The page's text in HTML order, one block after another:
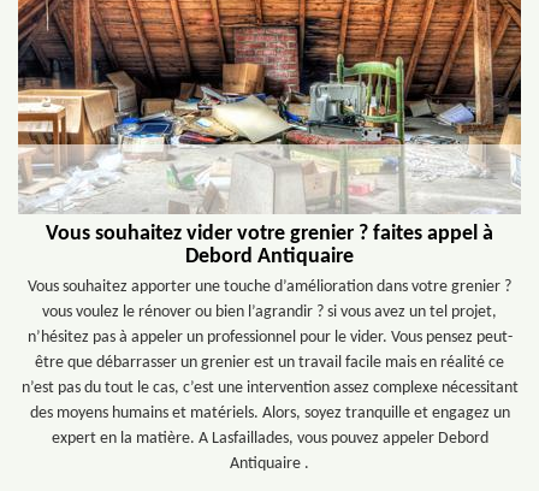
Vous souhaitez vider votre grenier ? faites appel à
Debord Antiquaire
Vous souhaitez apporter une touche d’amélioration dans votre grenier ?
vous voulez le rénover ou bien l’agrandir ? si vous avez un tel projet,
n’hésitez pas à appeler un professionnel pour le vider. Vous pensez peut-
être que débarrasser un grenier est un travail facile mais en réalité ce
n’est pas du tout le cas, c’est une intervention assez complexe nécessitant
des moyens humains et matériels. Alors, soyez tranquille et engagez un
expert en la matière. A Lasfaillades, vous pouvez appeler Debord
Antiquaire .